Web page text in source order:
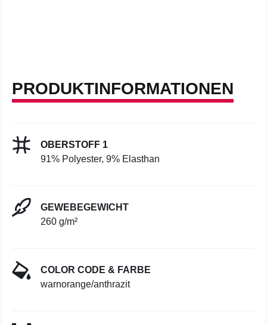
PRODUKTINFORMATIONEN
OBERSTOFF 1
91% Polyester, 9% Elasthan
GEWEBEGEWICHT
260 g/m²
COLOR CODE & FARBE
warnorange/anthrazit